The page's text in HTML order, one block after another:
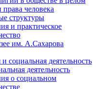
права человека
структуры
и практическое
им. А.Сахарова
социальная деятельность
деятельность
о социальном